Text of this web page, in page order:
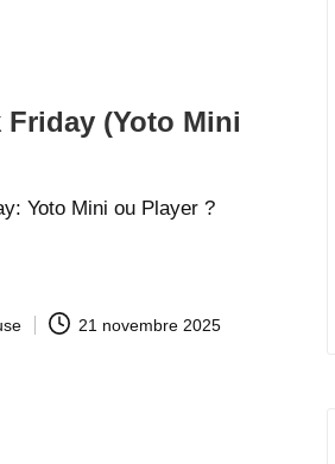
Friday (Yoto Mini
Yoto Mini ou Player ?
21 novembre 2025